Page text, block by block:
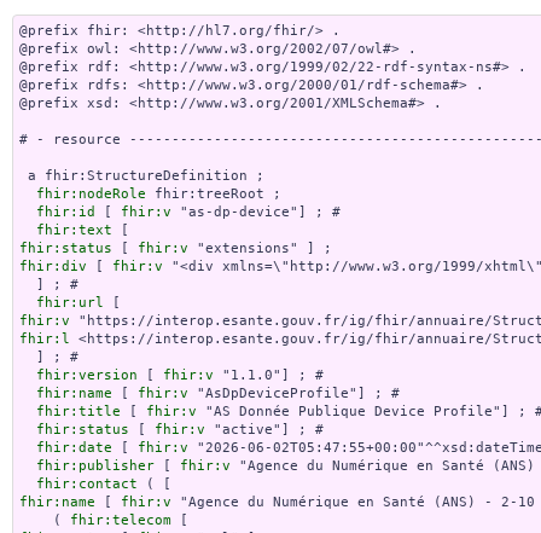
@prefix fhir: <http://hl7.org/fhir/> .
@prefix owl: <http://www.w3.org/2002/07/owl#> .
@prefix rdf: <http://www.w3.org/1999/02/22-rdf-syntax-ns#> .
@prefix rdfs: <http://www.w3.org/2000/01/rdf-schema#> .
@prefix xsd: <http://www.w3.org/2001/XMLSchema#> .
# - resource
a fhir:StructureDefinition ;
fhir:nodeRole fhir:treeRoot ;
fhir:id
[ fhir:v "as-dp-device"] ; #
fhir:text
fhir:status [ fhir:v
fhir:div [ fhir:v "<div
fhir:url
fhir:v
fhir:l <https://interop.esante.gouv.fr/ig/fhir/annuaire/
  ] ; #
fhir:version [ fhir:v "1.1.0"] ; #
fhir:name [ fhir:v "AsDpDeviceProfile"] ; #
fhir:title [ fhir:v "AS Donnée Publique Device Profile"] ;
fhir:status [ fhir:v "active"] ; #
fhir:date [ fhir:v "2026-06-
fhir:publisher [ fhir:v "Agence du Numérique en Santé
fhir:contact
fhir:name [ fhir:v "Agence du Numérique en Santé (ANS) - 2-
    (
fhir:telecom